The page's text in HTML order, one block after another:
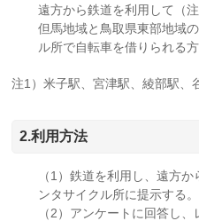
遠方から鉄道を利用して（
但馬地域と鳥取県東部地域
ル所で自転車を借りられる方
注1）米子駅、宮津駅、綾部駅、
2.利用方法
（1）鉄道を利用し、遠方
ンタサイクル所に提示する。
（2）アンケートに回答し